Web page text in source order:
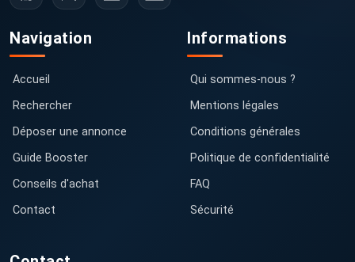
Navigation
Accueil
Rechercher
Déposer une annonce
Guide Booster
Conseils d'achat
Contact
Informations
Qui sommes-nous ?
Mentions légales
Conditions générales
Politique de confidentialité
FAQ
Sécurité